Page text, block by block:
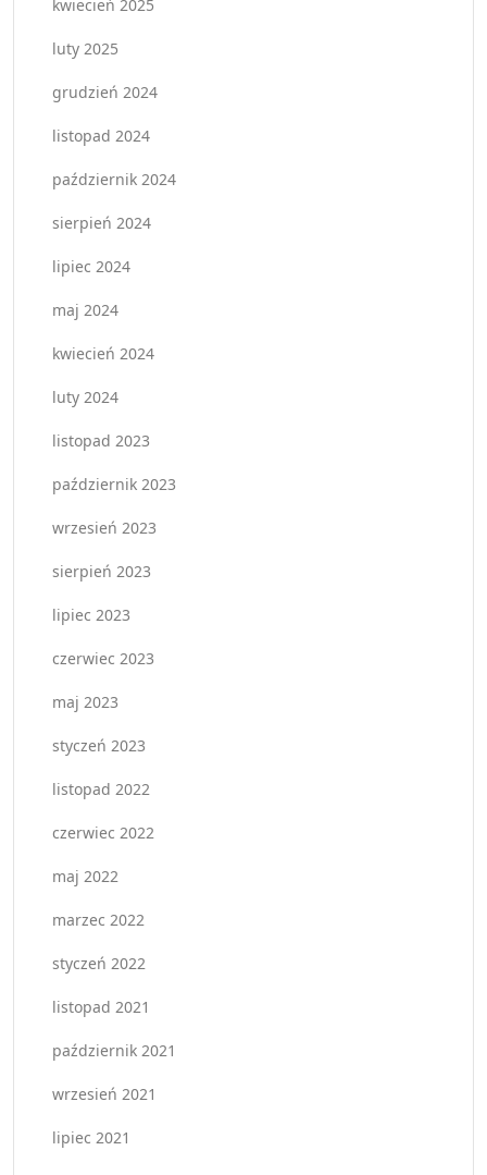
kwiecień 2025
luty 2025
grudzień 2024
listopad 2024
październik 2024
sierpień 2024
lipiec 2024
maj 2024
kwiecień 2024
luty 2024
listopad 2023
październik 2023
wrzesień 2023
sierpień 2023
lipiec 2023
czerwiec 2023
maj 2023
styczeń 2023
listopad 2022
czerwiec 2022
maj 2022
marzec 2022
styczeń 2022
listopad 2021
październik 2021
wrzesień 2021
lipiec 2021